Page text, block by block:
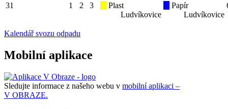
31 1 2 3
Plast
Ludvíkovice
Papír
Ludvíkovice
Kalendář svozu odpadu
Mobilní aplikace
Sledujte informace z našeho webu v mobilní aplikaci –
V OBRAZE.